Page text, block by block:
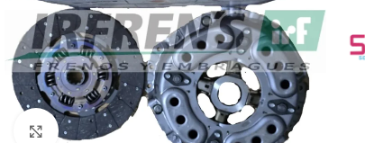
Clic para ampliar